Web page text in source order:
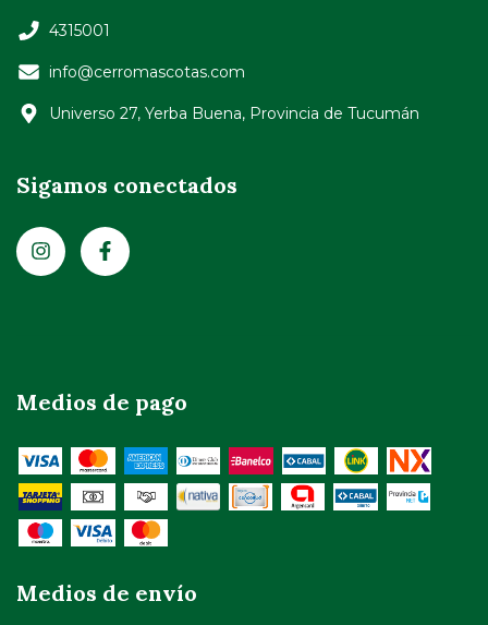
4315001
info@cerromascotas.com
Universo 27, Yerba Buena, Provincia de Tucumán
Sigamos conectados
Medios de pago
Medios de envío